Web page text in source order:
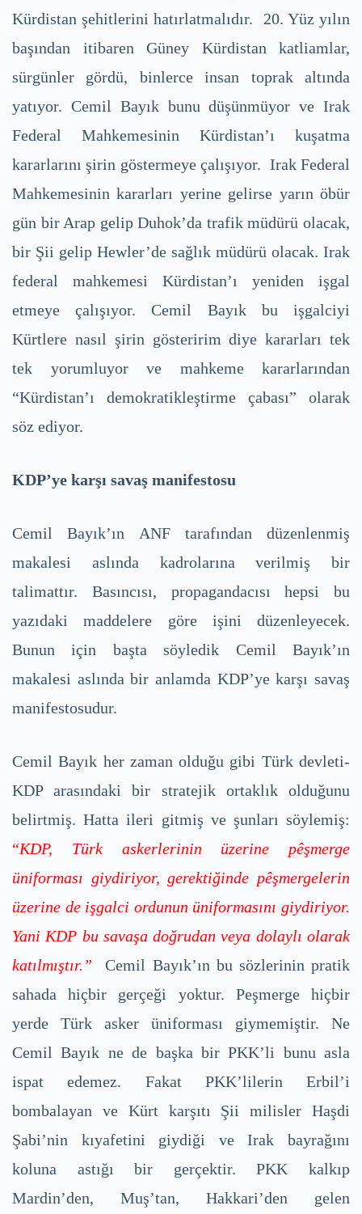
Kürdistan şehitlerini hatırlatmalıdır. 20. Yüz yılın
başından itibaren Güney Kürdistan katliamlar,
sürgünler gördü, binlerce insan toprak altında
yatıyor. Cemil Bayık bunu düşünmüyor ve Irak
Federal Mahkemesinin Kürdistan’ı kuşatma
kararlarını şirin göstermeye çalışıyor. Irak Federal
Mahkemesinin kararları yerine gelirse yarın öbür
gün bir Arap gelip Duhok’da trafik müdürü olacak,
bir Şii gelip Hewler’de sağlık müdürü olacak. Irak
federal mahkemesi Kürdistan’ı yeniden işgal
etmeye çalışıyor. Cemil Bayık bu işgalciyi
Kürtlere nasıl şirin gösteririm diye kararları tek
tek yorumluyor ve mahkeme kararlarından
“Kürdistan’ı demokratikleştirme çabası” olarak
söz ediyor.
KDP’ye karşı savaş manifestosu
Cemil Bayık’ın ANF tarafından düzenlenmiş
makalesi aslında kadrolarına verilmiş bir
talimattır. Basıncısı, propagandacısı hepsi bu
yazıdaki maddelere göre işini düzenleyecek.
Bunun için başta söyledik Cemil Bayık’ın
makalesi aslında bir anlamda KDP’ye karşı savaş
manifestosudur.
Cemil Bayık her zaman olduğu gibi Türk devleti-
KDP arasındaki bir stratejik ortaklık olduğunu
belirtmiş. Hatta ileri gitmiş ve şunları söylemiş:
“KDP, Türk askerlerinin üzerine pêşmerge
üniforması giydiriyor, gerektiğinde pêşmergelerin
üzerine de işgalci ordunun üniformasını giydiriyor.
Yani KDP bu savaşa doğrudan veya dolaylı olarak
katılmıştır.”
Cemil Bayık’ın bu sözlerinin pratik
sahada hiçbir gerçeği yoktur. Peşmerge hiçbir
yerde Türk asker üniforması giymemiştir. Ne
Cemil Bayık ne de başka bir PKK’li bunu asla
ispat edemez. Fakat PKK’lilerin Erbil’i
bombalayan ve Kürt karşıtı Şii milisler Haşdi
Şabi’nin kıyafetini giydiği ve Irak bayrağını
koluna astığı bir gerçektir. PKK kalkıp
Mardin’den, Muş’tan, Hakkari’den gelen